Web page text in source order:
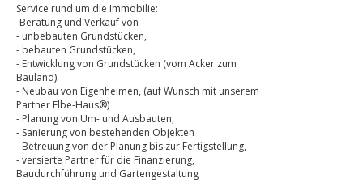
Service rund um die Immobilie:
-Beratung und Verkauf von
- unbebauten Grundstücken,
- bebauten Grundstücken,
- Entwicklung von Grundstücken (vom Acker zum
Bauland)
- Neubau von Eigenheimen, (auf Wunsch mit unserem
Partner Elbe-Haus®)
- Planung von Um- und Ausbauten,
- Sanierung von bestehenden Objekten
- Betreuung von der Planung bis zur Fertigstellung,
- versierte Partner für die Finanzierung,
Baudurchführung und Gartengestaltung